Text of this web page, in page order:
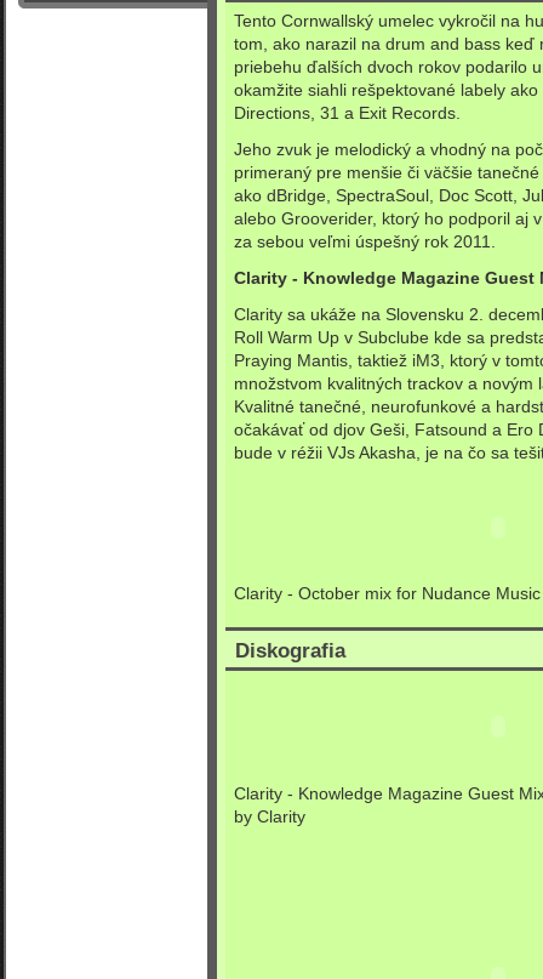
Tento Cornwallský umelec vykročil na
tom, ako narazil na drum and bass keď
priebehu ďalších dvoch rokov podarilo
okamžite siahli rešpektované labely
Directions, 31 a Exit Records.
Jeho zvuk je melodický a vhodný na
primeraný pre menšie či väčšie
ako dBridge, SpectraSoul, Doc Scott,
alebo Grooverider, ktorý ho podporil aj
za sebou veľmi úspešný rok 2011.
Clarity - Knowledge Magazine Guest
Clarity sa ukáže na Slovensku 2.
Roll Warm Up v Subclube kde sa
Praying Mantis, taktiež iM3, ktorý v
množstvom kvalitných trackov a novým
Kvalitné tanečné, neurofunkové a
očakávať od djov Geši, Fatsound a Ero
bude v réžii VJs Akasha, je na čo sa
Clarity - October mix for Nudance Music
Diskografia
Clarity - Knowledge Magazine Guest
by Clarity